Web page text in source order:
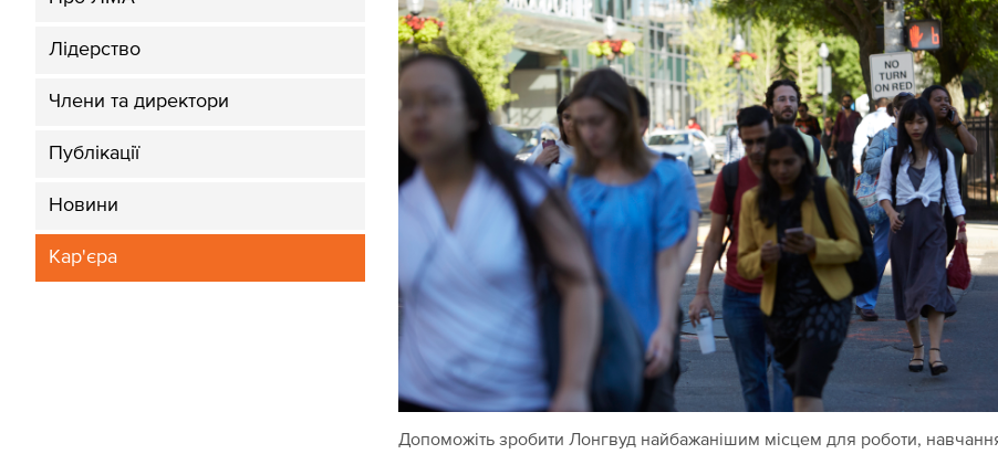
Лідерство
Члени та директори
Публікації
Новини
Кар'єра
Допоможіть зробити Лонгвуд найбажанішим місцем для роботи,